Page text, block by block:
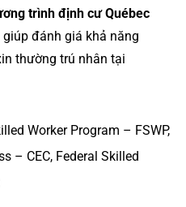
trình định cư Québec
giúp đánh giá khả năng
thường trú nhân tại
Worker Program – FSWP,
– CEC, Federal Skilled